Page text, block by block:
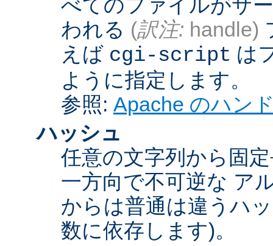
べてのファイルがサ
われる (訳注: handle)
えば cgi-script は
ように指定します。
参照: Apache のハン
ハッシュ
任意の文字列から固
一方向で不可逆な ア
からは普通は違うハ
数に依存します)。